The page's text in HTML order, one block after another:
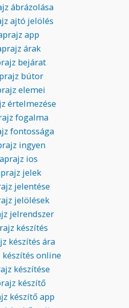
ábrázolása
ajtó jelölés
app
árak
bejárat
bútor
elemei
értelmezése
fogalma
fontossága
ingyen
ios
jelek
jelentése
jelölések
jelrendszer
készítés
készítés ára
készítés online
készítése
készítő
készítő app